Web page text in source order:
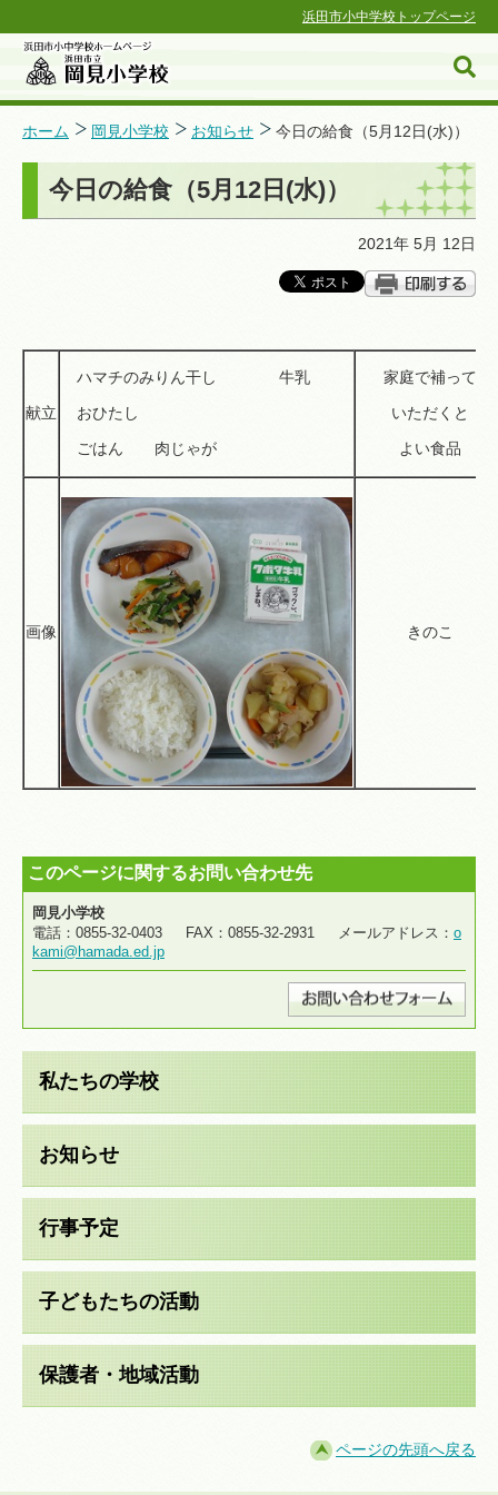
浜田市小中学校トップページ
浜田市小中学校ホームページ
ホーム 岡見小学校 お知らせ 今日の給食（5月12日(水)）
今日の給食（5月12日(水)）
2021年 5月 12日
献立
ハマチのみりん干し 牛乳
おひたし
ごはん 肉じゃが
家庭で補って
いただくと
よい食品
画像 きのこ
このページに関するお問い合わせ先
岡見小学校
電話：0855-32-0403 FAX：0855-32-2931 メールアドレス： o
kami@hamada.ed.jp
私たちの学校
お知らせ
行事予定
子どもたちの活動
保護者・地域活動
ページの先頭へ戻る